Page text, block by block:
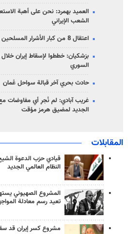
العميد بهمرد: نحن على أهبة
الشعب الإيراني
اعتقال 8 من كبار الأشرار المسلحين ومنتسبي الجماعات الإرهابية
السوري
حادث بحري آخر قبالة سواحل عُمان
غريب آبادي: لم نُجرِ أي مفاوضات مع
الجديد لمضيق هرمز مؤقت
المقابلات
قيادي حزب الدعوة
النظام العالمي الجديد
المشروع الصهيوني
تعيد رسم معادلة
مشروع كسر إيران قد